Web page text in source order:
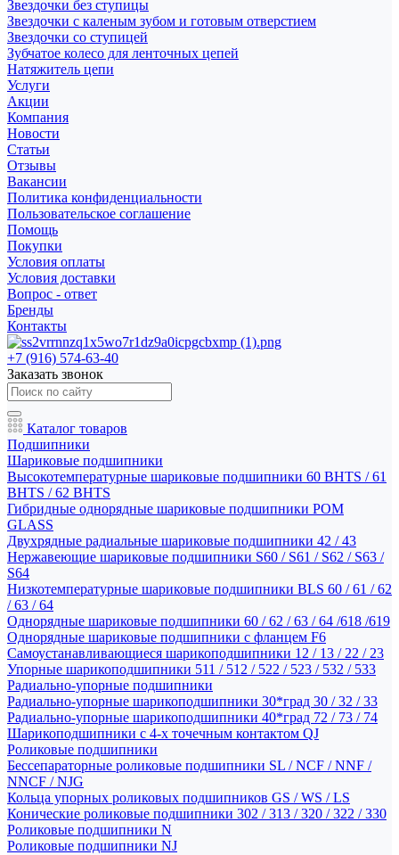
Звездочки без ступицы
Звездочки с каленым зубом и готовым отверстием
Звездочки со ступицей
Зубчатое колесо для ленточных цепей
Натяжитель цепи
Услуги
Акции
Компания
Новости
Статьи
Отзывы
Вакансии
Политика конфиденциальности
Пользовательское соглашение
Помощь
Покупки
Условия оплаты
Условия доставки
Вопрос - ответ
Бренды
Контакты
+7 (916) 574-63-40
Заказать звонок
Каталог товаров
Подшипники
Шариковые подшипники
Высокотемпературные шариковые подшипники 60 BHTS / 61
BHTS / 62 BHTS
Гибридные однорядные шариковые подшипники POM
GLASS
Двухрядные радиальные шариковые подшипники 42 / 43
Нержавеющие шариковые подшипники S60 / S61 / S62 / S63 /
S64
Низкотемпературные шариковые подшипники BLS 60 / 61 / 62
/ 63 / 64
Однорядные шариковые подшипники 60 / 62 / 63 / 64 /618 /619
Однорядные шариковые подшипники с фланцем F6
Самоустанавливающиеся шарикоподшипники 12 / 13 / 22 / 23
Упорные шарикоподшипники 511 / 512 / 522 / 523 / 532 / 533
Радиально-упорные подшипники
Радиально-упорные шарикоподшипники 30*град 30 / 32 / 33
Радиально-упорные шарикоподшипники 40*град 72 / 73 / 74
Шарикоподшипники с 4-х точечным контактом QJ
Роликовые подшипники
Бессепараторные роликовые подшипники SL / NCF / NNF /
NNCF / NJG
Кольца упорных роликовых подшипников GS / WS / LS
Конические роликовые подшипники 302 / 313 / 320 / 322 / 330
Роликовые подшипники N
Роликовые подшипники NJ